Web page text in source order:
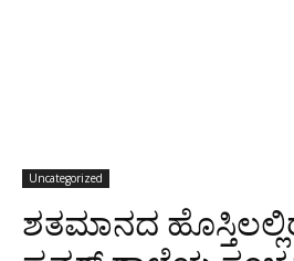
Uncategorized
ಶತಮಾನದ